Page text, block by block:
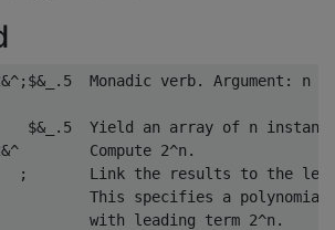
Monadic verb. Argument: n
$&_.5  Yield an array of n
Compute 2^n.
;       Link the results to the
This specifies a
with leading term 2^n.